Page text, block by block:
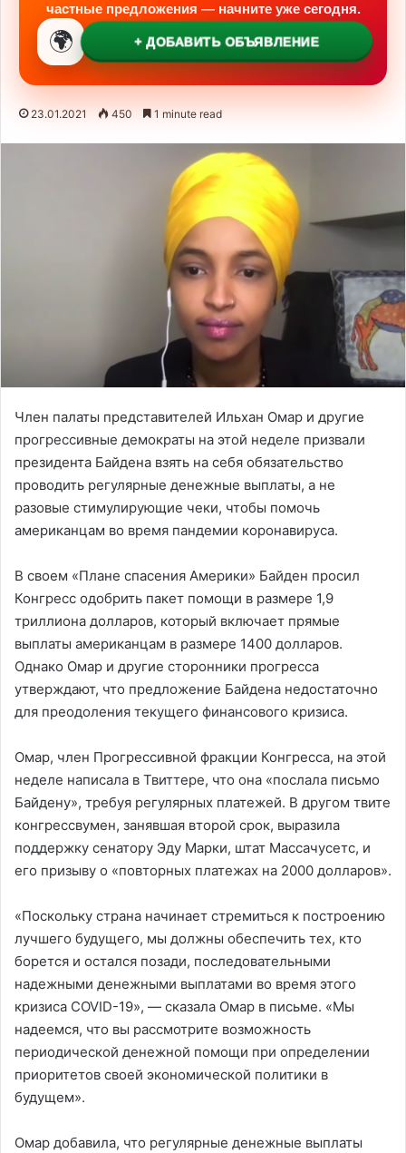
частные предложения — начните уже сегодня.
🌍 + ДОБАВИТЬ ОБЪЯВЛЕНИЕ
23.01.2021 450 1 minute read
Член палаты представителей Ильхан Омар и другие
прогрессивные демократы на этой неделе призвали
президента Байдена взять на себя обязательство
проводить регулярные денежные выплаты, а не
разовые стимулирующие чеки, чтобы помочь
американцам во время пандемии коронавируса.
В своем «Плане спасения Америки» Байден просил
Конгресс одобрить пакет помощи в размере 1,9
триллиона долларов, который включает прямые
выплаты американцам в размере 1400 долларов.
Однако Омар и другие сторонники прогресса
утверждают, что предложение Байдена недостаточно
для преодоления текущего финансового кризиса.
Омар, член Прогрессивной фракции Конгресса, на этой
неделе написала в Твиттере, что она «послала письмо
Байдену», требуя регулярных платежей. В другом твите
конгрессвумен, занявшая второй срок, выразила
поддержку сенатору Эду Марки, штат Массачусетс, и
его призыву о «повторных платежах на 2000 долларов».
«Поскольку страна начинает стремиться к построению
лучшего будущего, мы должны обеспечить тех, кто
борется и остался позади, последовательными
надежными денежными выплатами во время этого
кризиса COVID-19», — сказала Омар в письме. «Мы
надеемся, что вы рассмотрите возможность
периодической денежной помощи при определении
приоритетов своей экономической политики в
будущем».
Омар добавила, что регулярные денежные выплаты